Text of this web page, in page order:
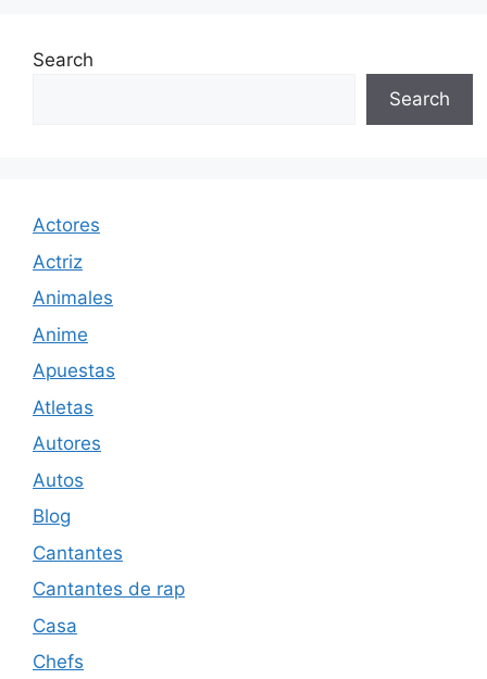
Search
Search
Actores
Actriz
Animales
Anime
Apuestas
Atletas
Autores
Autos
Blog
Cantantes
Cantantes de rap
Casa
Chefs